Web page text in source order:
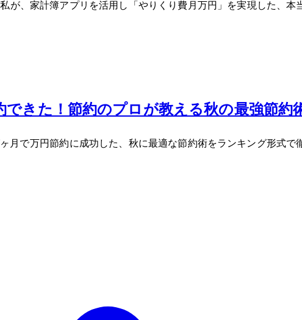
が、家計簿アプリを活用し「やりくり費月5万円」を実現した、
できた！節約のプロが教える秋の最強節約
月で10万円節約に成功した、秋に最適な節約術をランキング形式